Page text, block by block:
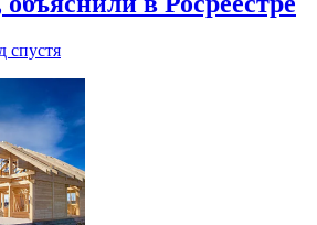
спустя